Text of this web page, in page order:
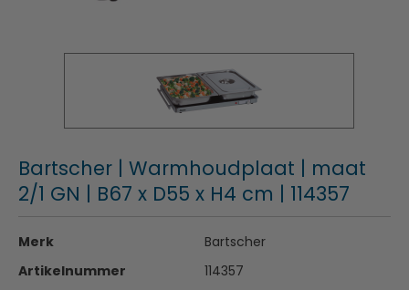
Bartscher | Warmhoudplaat | maat
2/1 GN | B67 x D55 x H4 cm | 114357
Merk
Bartscher
Artikelnummer
114357